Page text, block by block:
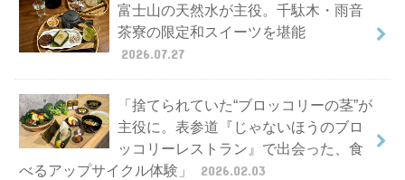
富士山の天然水が主役。千駄木・雨音
茶寮の限定和スイーツを堪能
2026.07.27
「捨てられていた“ブロッコリーの茎”が
主役に。表参道『じゃないほうのブロ
ッコリーレストラン』で出会った、食
べるアップサイクル体験」
2026.02.03